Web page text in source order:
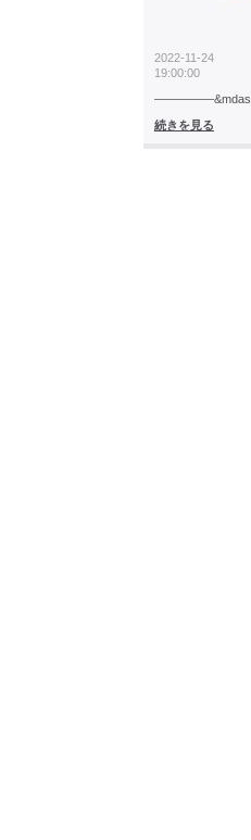
2022-11-24
19:00:00
—————&mdas
続きを見る